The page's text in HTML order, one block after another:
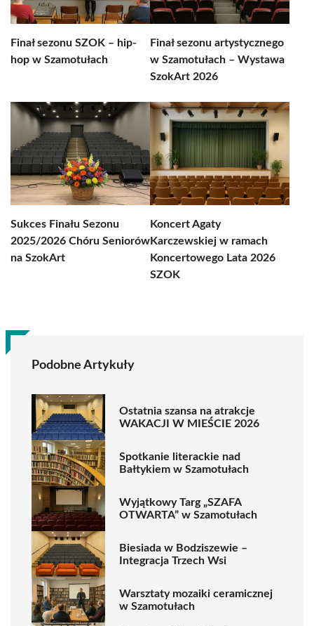
Finał sezonu SZOK – hip-
hop w Szamotułach
Finał sezonu artystycznego
w Szamotułach – Wystawa
SzokArt 2026
Sukces Finału Sezonu
2025/2026 Chóru Seniorów
na SzokArt
Koncert Agaty
Karczewskiej w ramach
Koncertowego Lata 2026
SZOK
Podobne Artykuły
Ostatnia szansa na atrakcje
WAKACJI W MIEŚCIE 2026
Spotkanie literackie nad
Bałtykiem w Szamotułach
Wyjątkowy Targ „SZAFA
OTWARTA” w Szamotułach
Biesiada w Bodziszewie –
Integracja Trzech Wsi
Warsztaty mozaiki ceramicznej
w Szamotułach